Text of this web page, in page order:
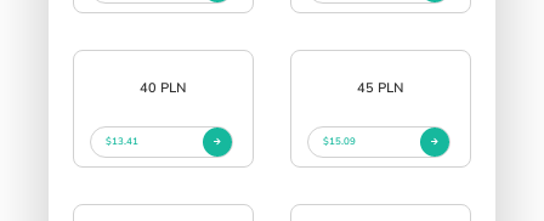
40 PLN
$13.41
45 PLN
$15.09